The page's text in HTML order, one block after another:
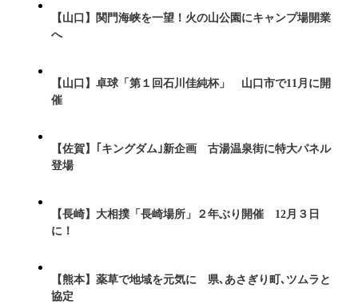
【山口】関門海峡を一望！火の山公園にキャンプ場開業
へ
【山口】卓球「第１回石川佳純杯」 山口市で11月に開
催
【佐賀】｢キングダム｣新企画 古湯温泉街に特大パネル
登場
【長崎】大相撲「長崎場所」２年ぶり開催 12月３日
に！
【熊本】薬草で地域を元気に 県､あさぎり町､ツムラと
協定